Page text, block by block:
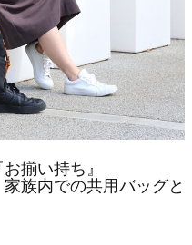
揃い持ち』
族内での共用バッグと